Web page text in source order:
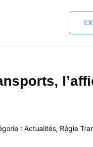
: Actualités, Régie